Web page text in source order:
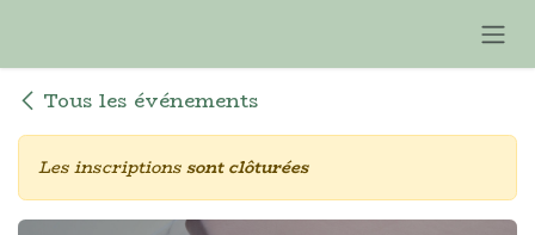
Tous les événements
Les inscriptionssont clôturées